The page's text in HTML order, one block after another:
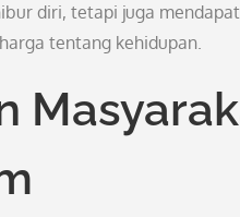
diri, tetapi juga mendapat
tentang kehidupan.